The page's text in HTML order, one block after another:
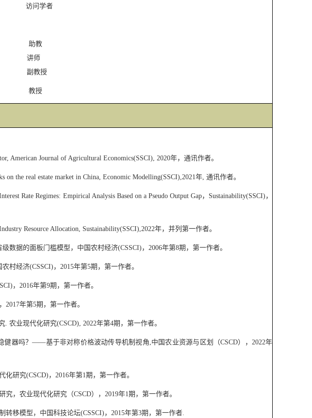
访问学者
助教
讲师
副教授
教授
American Journal of Agricultural Economics(SSCI), 2020年，通讯作者。
on the real estate market in China, Economic Modelling(SSCI),2021年, 通讯作者。
Rate Regimes: Empirical Analysis Based on a Pseudo Output Gap， Sustainability(SSCI) ，
Resource Allocation, Sustainability(SSCI),2022年，并列第一作者。
级数据的面板门槛模型，中国农村经济(CSSCI) ， 2006年第8期，第一作者。
农村经济(CSSCI) ， 2015年第5期，第一作者。
， 2016年第9期，第一作者。
， 2017年第5期，第一作者。
. 农业现代化研究(CSCD), 2022年第4期，第一作者。
健器吗？——基于非对称价格波动传导机制视角,中国农业资源与区划（CSCD）， 2022年
化研究(CSCD) ， 2016年第1期，第一作者。
究，农业现代化研究（CSCD）， 2019年1期，第一作者。
转移模型，中国科技论坛(CSSCI) ， 2015年第3期，第一作者.